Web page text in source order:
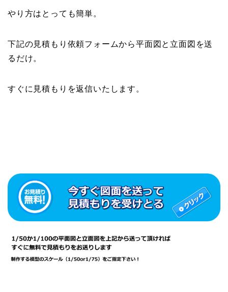
やり方はとっても簡単。
下記の見積もり依頼フォームから平面図と立面図を送
るだけ。
すぐに見積もりを返信いたします。